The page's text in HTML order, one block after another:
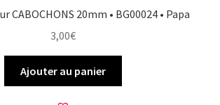
CABOCHONS 20mm • BG00024 • Papa
3,00€
Ajouter au panier